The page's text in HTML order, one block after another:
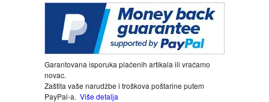
LJUBAVNI
MITOLOGIJA
MUZIKA
Garantovana isporuka plaćenih artikala ili vraćamo
novac.
Zaštita vaše narudžbe i troškova poštarine putem
PayPal-a. Više detalja